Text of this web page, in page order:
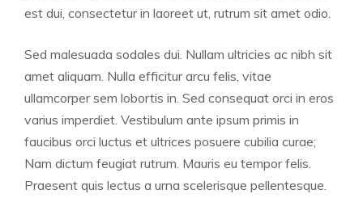
est dui, consectetur in laoreet ut, rutrum sit amet odio.
Sed malesuada sodales dui. Nullam ultricies ac nibh sit
amet aliquam. Nulla efficitur arcu felis, vitae
ullamcorper sem lobortis in. Sed consequat orci in eros
varius imperdiet. Vestibulum ante ipsum primis in
faucibus orci luctus et ultrices posuere cubilia curae;
Nam dictum feugiat rutrum. Mauris eu tempor felis.
Praesent quis lectus a urna scelerisque pellentesque.